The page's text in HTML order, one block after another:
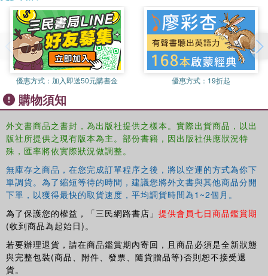
Evolution of Flip-Flops.
Synchronous Counters.
Synchronous Finite State Machines.
MASTERING DESIGN.
Memory.
Digital Communication and Serial Transmission.
Arithmetic Hardware.
Register Transfer Logic.
Index.
優惠方式： 加入即送50元購書金 優惠方式： 19折起
購物須知
外文書商品之書封，為出版社提供之樣本。實際出貨商品，以出
版社所提供之現有版本為主。部份書籍，因出版社供應狀況特
殊，匯率將依實際狀況做調整。
無庫存之商品，在您完成訂單程序之後，將以空運的方式為你下
單調貨。為了縮短等待的時間，建議您將外文書與其他商品分開
下單，以獲得最快的取貨速度，平均調貨時間為1~2個月。
為了保護您的權益，「三民網路書店」 提供會員七日商品鑑賞期
(收到商品為起始日)。
若要辦理退貨，請在商品鑑賞期內寄回，且商品必須是全新狀態
與完整包裝(商品、附件、發票、隨貨贈品等)否則恕不接受退
貨。